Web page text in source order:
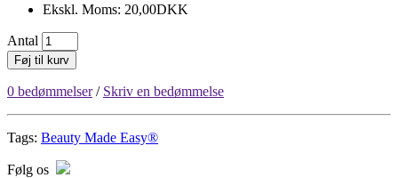
Ekskl. Moms: 20,00DKK
Antal
Føj til kurv
0 bedømmelser/ Skriv en bedømmelse
Tags: Beauty Made Easy®
Følg os